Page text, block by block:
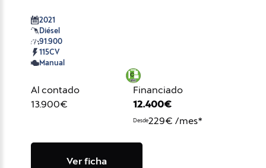
2021
Diésel
91.900
115CV
Manual
Al contado
13.900€
Financiado
12.400€
Desde229€ /mes*
Ver ficha